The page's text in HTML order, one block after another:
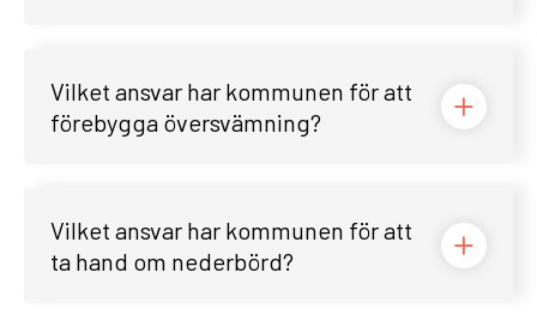
Vilket ansvar har kommunen för att
förebygga översvämning?
Vilket ansvar har kommunen för att
ta hand om nederbörd?